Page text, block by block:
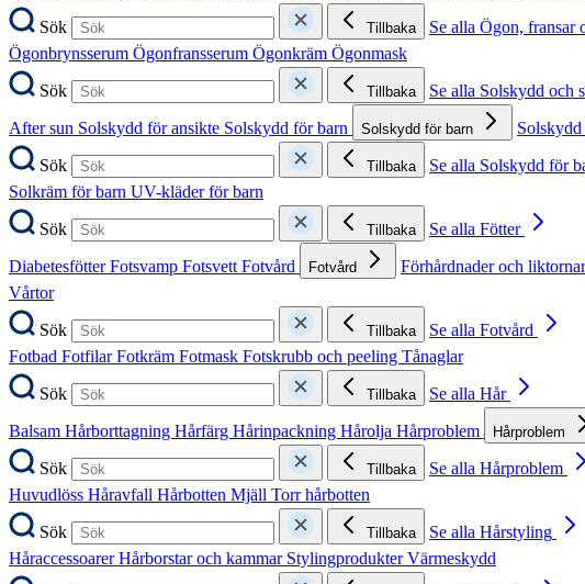
Sök
Tillbaka
Se alla Ögon, fransar
Ögonbrynsserum Ögonfransserum Ögonkräm Ögonmask
Sök
Tillbaka
Se alla Solskydd och
After sun Solskydd för ansikte Solskydd för barn Solskydd för barn
Sök
Tillbaka
Se alla Solskydd för
Solkräm för barn UV-kläder för barn
Sök
Tillbaka
Se alla Fötter
DiabetesfötterFotsvamp Fotsvett Fotvård Fotvård Förhårdnader och
Vårtor
Sök
Tillbaka
Se alla Fotvård
Fotbad FotfilarFotkräm Fotmask Fotskrubb och peeling Tånaglar
Sök
Tillbaka
Se alla Hår
Balsam Hårborttagning Hårfärg Hårinpackning Hårolja Hårproblem Hårproblem
Sök
Tillbaka
Se alla Hårproblem
Huvudlöss Håravfall Hårbotten Mjäll Torr hårbotten
Sök
Tillbaka
Se alla Hårstyling
HåraccessoarerHårborstar och kammar StylingprodukterVärmeskydd